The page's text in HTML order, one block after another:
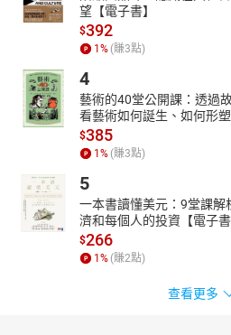
南、澳門、新加坡、印尼、大馬，大
州文化館、徐州音樂廳都曾有胖叔叔絕
00發刊詞
01第一章 晶晶_做一件有意義的事
02第一章 晶晶_盡了責任就快樂
03第一章 晶晶_一件有意義的事
04第二章 火山_畫出自己的畫
05第二章 火山_找到知音
06第三章 秋月_去一個美麗的地方
07第三章 秋月_看火山畫畫
08第四章 木頭_捉到一隻小海龜
09第四章 木頭_要聽誰的話？
11第五章 晶晶_好事接踵而來
望【電子書】
$392
1 % (賺3點)
4
藝術的40堂公開課：透過
看藝術如何誕生、如何形
$385
1 % (賺3點)
5
一本書讀懂美元：9堂課
濟和每個人的投資【電子書
$266
1 % (賺2點)
查看更多